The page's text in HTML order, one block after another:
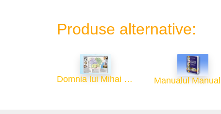
Produse alternative:
Domnia lui Mihai Viteazul - 70x100